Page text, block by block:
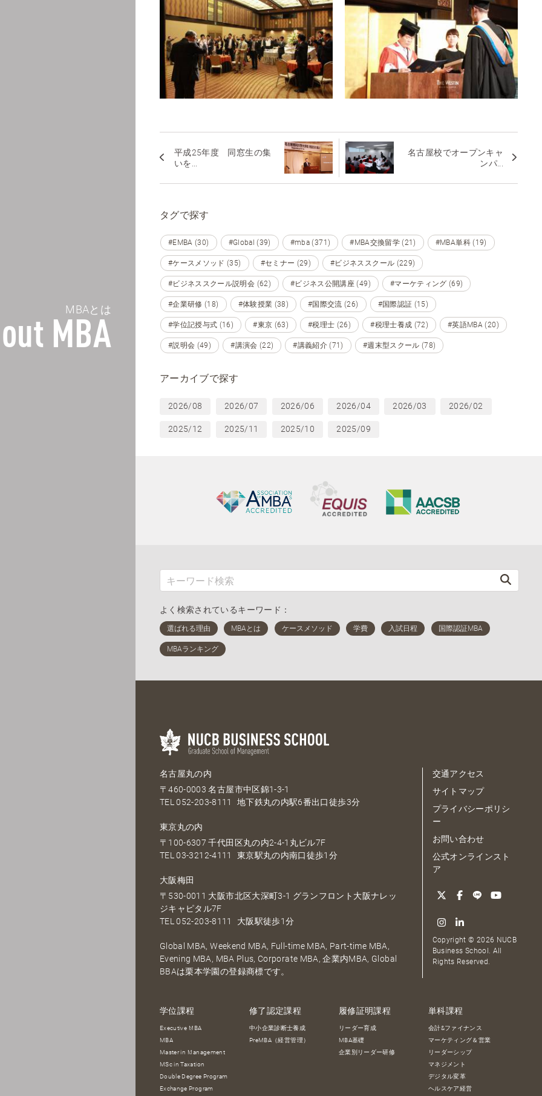
MBAとは
MBA
平成25年度 同窓生の集
いを...
名古屋校でオープンキャ
ンパ...
タグで探す
#EMBA (30) #Global (39) #mba (371) #MBA交換留学 (21) #MBA単科 (19)
#ケースメソッド (35) #セミナー (29) #ビジネススクール (229)
#ビジネススクール説明会 (62) #ビジネス公開講座 (49) #マーケティング (69)
#企業研修 (18) #体験授業 (38) #国際交流 (26) #国際認証 (15)
#学位記授与式 (16) #東京 (63) #税理士 (26) #税理士養成 (72) #英語MBA (20)
#説明会 (49) #講演会 (22) #講義紹介 (71) #週末型スクール (78)
アーカイブで探す
2026/08 2026/07 2026/06 2026/04 2026/03 2026/02
2025/12 2025/11 2025/10 2025/09
よく検索されているキーワード：
名古屋丸の内
〒460-0003 名古屋市中区錦1-3-1
TEL052-203-8111 地下鉄丸の内駅6番出口徒歩3分
東京丸の内
〒100-6307 千代田区丸の内2-4-1丸ビル7F
TEL03-3212-4111 東京駅丸の内南口徒歩1分
大阪梅田
〒530-0011 大阪市北区大深町3-1 グランフロント大阪ナレッ
ジキャピタル7F
TEL052-203-8111 大阪駅徒歩1分
Global MBA, Weekend MBA, Full-time MBA, Part-time MBA,
Evening MBA, MBA Plus, Corporate MBA, 企業内MBA, Global
BBAは栗本学園の登録商標です。
交通アクセス
サイトマップ
プライバシーポリシ
ー
お問い合わせ
公式オンラインスト
ア
Copyright © 2026 NUCB
Business School. All
Rights Reserved.
学位課程
Executive MBA
MBA
Master in Management
MSc in Taxation
Double Degree Program
Exchange Program
修了認定課程
中小企業診断士養成
PreMBA（経営管理）
履修証明課程
リーダー育成
MBA基礎
企業別リーダー研修
単科課程
会計&ファイナンス
マーケティング＆営業
リーダーシップ
マネジメント
デジタル変革
ヘルスケア経営